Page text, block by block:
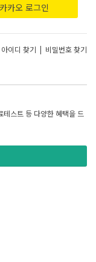
카카오 로그인
아이디 찾기 | 비밀번호 찾기
스트 등 다양한 혜택을 드